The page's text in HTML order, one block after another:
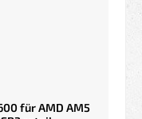
für AMD AM5